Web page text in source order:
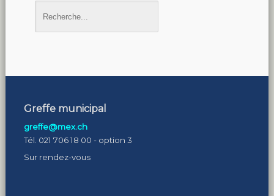
Greffe municipal
greffe@mex.ch
Tél. 021 706 18 00 - option 3
Sur rendez-vous